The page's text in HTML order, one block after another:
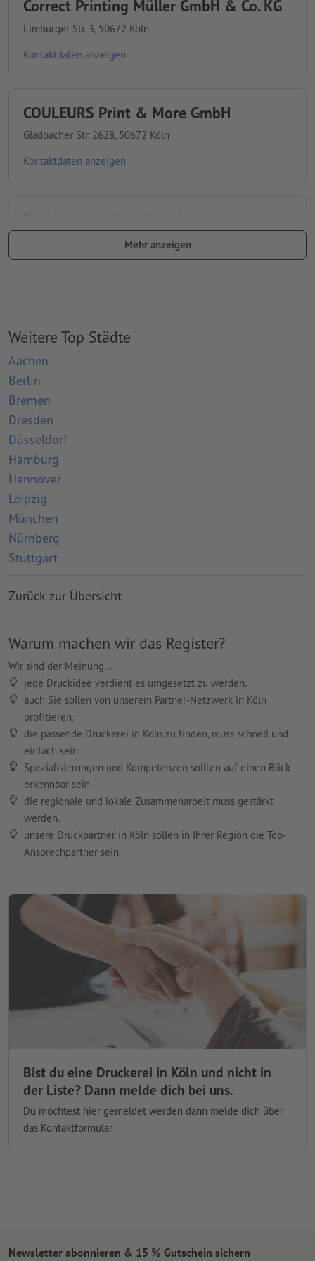
Correct Printing Müller GmbH & Co. KG
Limburger Str. 3, 50672 Köln
Kontaktdaten anzeigen
COULEURS Print & More GmbH
Gladbacher Str. 2628, 50672 Köln
Kontaktdaten anzeigen
Adalbertstr. 1115, 51103 Köln
Blériotstaße 12, 50827 Köln
Kontaktdaten anzeigen
Druckerei Vetter e.K.
Baudristr. 2, 50733 Köln
Kontaktdaten anzeigen
Druckhaus Süd Medien GmbH
Kelvinstraße 27, 50996 Köln
Kontaktdaten anzeigen
enitio mediasign GmbH & Co. KG
Lindenstr. 14, 50674 Köln
Kontaktdaten anzeigen
Deutschlandweit sind
wir immer für Sie da
Erwecken Sie direkt bei uns
Ihre Druckideen zum Leben,
wir beraten Sie gerne.
Erol Medien GmbH
Kölner Str. 256, 51149 Köln
Kontaktdaten anzeigen
F.B. Druckwalzen GmbH
Kontaktdaten anzeigen
green Copy
Mehr anzeigen
Weitere Top Städte
Aachen
Berlin
Bremen
Dresden
Düsseldorf
Hamburg
Hannover
Leipzig
München
Nürnberg
Stuttgart
Zurück zur Übersicht
Warum machen wir das Register?
Wir sind der Meinung...
jede Druckidee verdient es umgesetzt zu werden.
auch Sie sollen von unserem Partner-Netzwerk in Köln
profitieren.
die passende Druckerei in Köln zu finden, muss schnell und
einfach sein.
Spezialisierungen und Kompetenzen sollten auf einen Blick
erkennbar sein.
die regionale und lokale Zusammenarbeit muss gestärkt
werden.
unsere Druckpartner in Köln sollen in Ihrer Region die Top-
Ansprechpartner sein.
Bist du eine Druckerei in Köln und nicht in
der Liste? Dann melde dich bei uns.
Du möchtest hier gemeldet werden dann melde dich über
das Kontaktformular
Newsletter abonnieren & 15 % Gutschein sichern